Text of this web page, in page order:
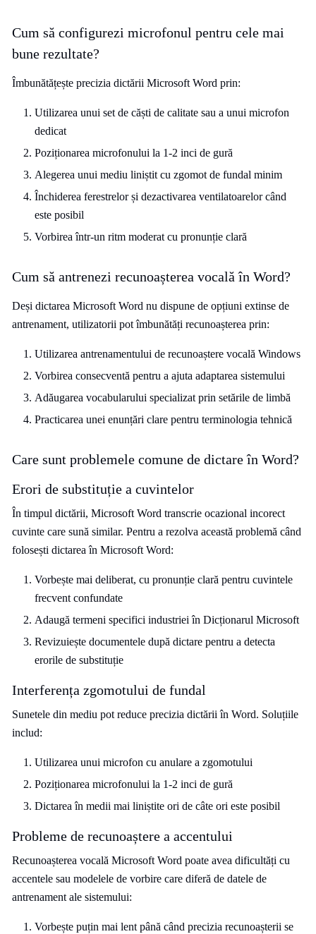
Cum să configurezi microfonul pentru cele mai
bune rezultate?
Îmbunătățește precizia dictării Microsoft Word prin:
Utilizarea unui set de căști de calitate sau a unui microfon
dedicat
Poziționarea microfonului la 1-2 inci de gură
Alegerea unui mediu liniștit cu zgomot de fundal minim
Închiderea ferestrelor și dezactivarea ventilatoarelor când
este posibil
Vorbirea într-un ritm moderat cu pronunție clară
Cum să antrenezi recunoașterea vocală în Word?
Deși dictarea Microsoft Word nu dispune de opțiuni extinse de
antrenament, utilizatorii pot îmbunătăți recunoașterea prin:
Utilizarea antrenamentului de recunoaștere vocală Windows
Vorbirea consecventă pentru a ajuta adaptarea sistemului
Adăugarea vocabularului specializat prin setările de limbă
Practicarea unei enunțări clare pentru terminologia tehnică
Care sunt problemele comune de dictare în Word?
Erori de substituție a cuvintelor
În timpul dictării, Microsoft Word transcrie ocazional incorect
cuvinte care sună similar. Pentru a rezolva această problemă când
folosești dictarea în Microsoft Word:
Vorbește mai deliberat, cu pronunție clară pentru cuvintele
frecvent confundate
Adaugă termeni specifici industriei în Dicționarul Microsoft
Revizuiește documentele după dictare pentru a detecta
erorile de substituție
Interferența zgomotului de fundal
Sunetele din mediu pot reduce precizia dictării în Word. Soluțiile
includ:
Utilizarea unui microfon cu anulare a zgomotului
Poziționarea microfonului la 1-2 inci de gură
Dictarea în medii mai liniștite ori de câte ori este posibil
Probleme de recunoaștere a accentului
Recunoașterea vocală Microsoft Word poate avea dificultăți cu
accentele sau modelele de vorbire care diferă de datele de
antrenament ale sistemului:
Vorbește puțin mai lent până când precizia recunoașterii se